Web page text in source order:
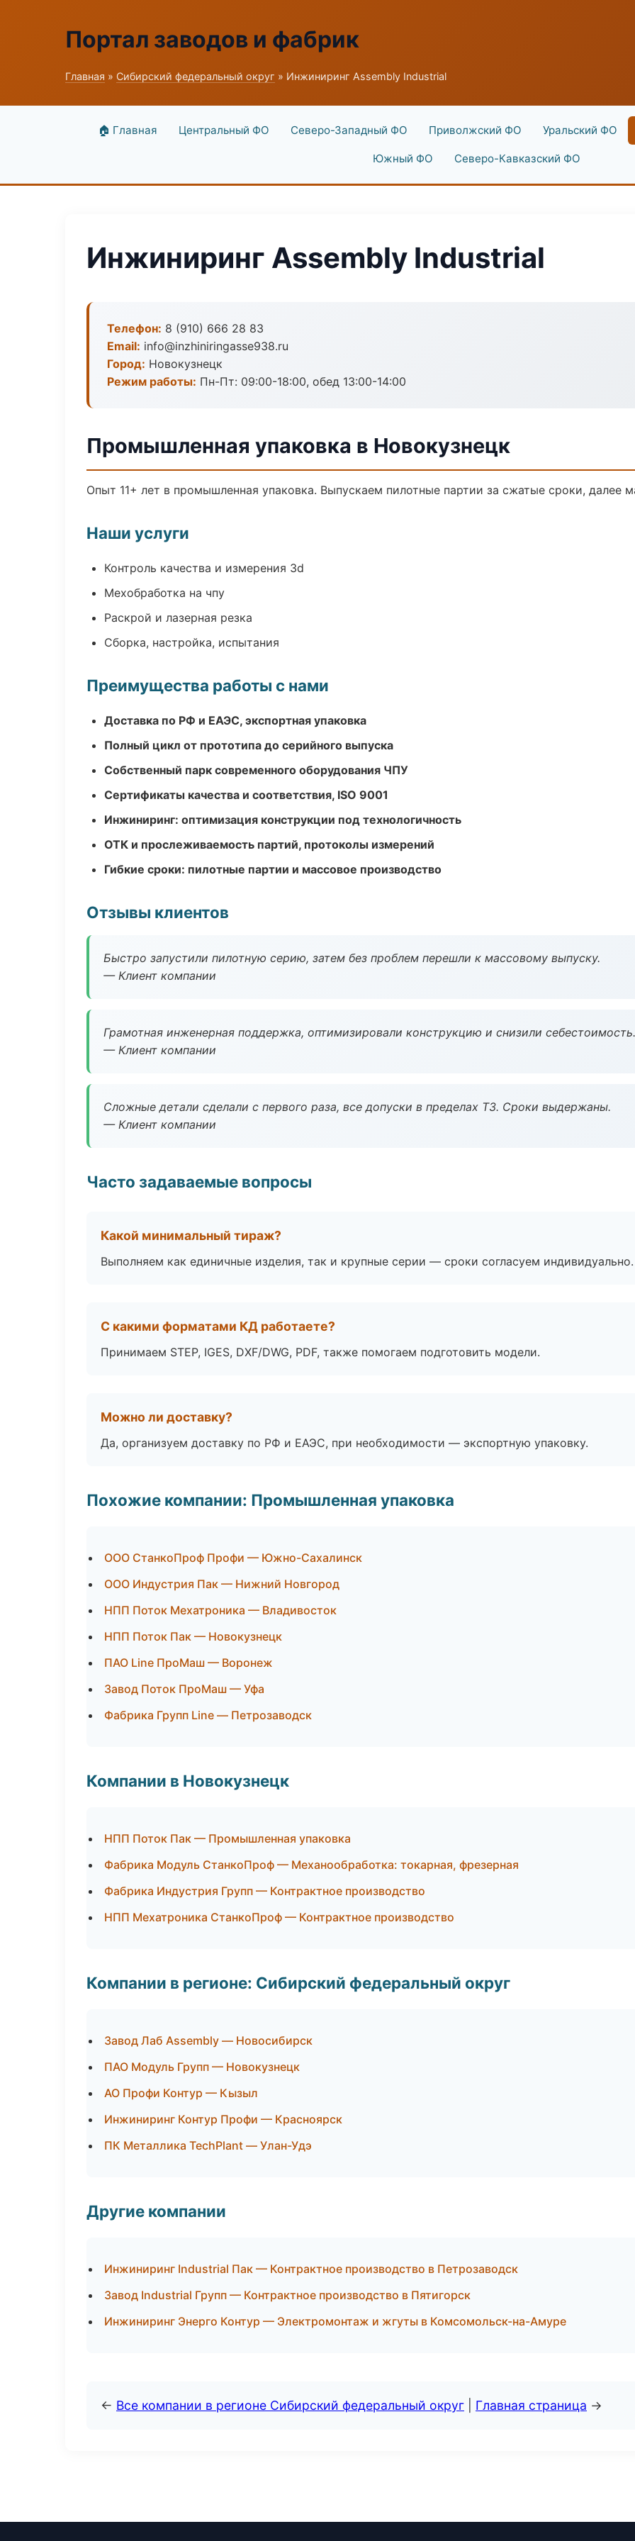
Портал заводов и фабрик
Главная » Сибирский федеральный округ » Инжиниринг Assembly Industrial
🏠 Главная Центральный ФО Северо-Западный ФО Приволжский ФО Уральский ФО
Южный ФО Северо-Кавказский ФО
Инжиниринг Assembly Industrial
Телефон: 8 (910) 666 28 83
Email: info@inzhiniringasse938.ru
Город: Новокузнецк
Режим работы: Пн-Пт: 09:00-18:00, обед 13:00-14:00
Промышленная упаковка в Новокузнецк
Опыт 11+ лет в промышленная упаковка. Выпускаем пилотные партии за сжатые сроки, далее
Наши услуги
Контроль качества и измерения 3d
Мехобработка на чпу
Раскрой и лазерная резка
Сборка, настройка, испытания
Преимущества работы с нами
Доставка по РФ и ЕАЭС, экспортная упаковка
Полный цикл от прототипа до серийного выпуска
Собственный парк современного оборудования ЧПУ
Сертификаты качества и соответствия, ISO 9001
Инжиниринг: оптимизация конструкции под технологичность
ОТК и прослеживаемость партий, протоколы измерений
Гибкие сроки: пилотные партии и массовое производство
Отзывы клиентов
Быстро запустили пилотную серию, затем без проблем перешли к массовому выпуску.
— Клиент компании
Грамотная инженерная поддержка, оптимизировали конструкцию и снизили себестоимость.
— Клиент компании
Сложные детали сделали с первого раза, все допуски в пределах ТЗ. Сроки выдержаны.
— Клиент компании
Часто задаваемые вопросы
Какой минимальный тираж?
Выполняем как единичные изделия, так и крупные серии — сроки согласуем индивидуально.
С какими форматами КД работаете?
Принимаем STEP, IGES, DXF/DWG, PDF, также помогаем подготовить модели.
Можно ли доставку?
Да, организуем доставку по РФ и ЕАЭС, при необходимости — экспортную упаковку.
Похожие компании: Промышленная упаковка
ООО СтанкоПроф Профи — Южно-Сахалинск
ООО Индустрия Пак — Нижний Новгород
НПП Поток Мехатроника — Владивосток
НПП Поток Пак — Новокузнецк
ПАО Line ПроМаш — Воронеж
Завод Поток ПроМаш — Уфа
Фабрика Групп Line — Петрозаводск
Компании в Новокузнецк
НПП Поток Пак — Промышленная упаковка
Фабрика Модуль СтанкоПроф — Механообработка: токарная, фрезерная
Фабрика Индустрия Групп — Контрактное производство
НПП Мехатроника СтанкоПроф — Контрактное производство
Компании в регионе: Сибирский федеральный округ
Завод Лаб Assembly — Новосибирск
ПАО Модуль Групп — Новокузнецк
АО Профи Контур — Кызыл
Инжиниринг Контур Профи — Красноярск
ПК Металлика TechPlant — Улан-Удэ
Другие компании
Инжиниринг Industrial Пак — Контрактное производство в Петрозаводск
Завод Industrial Групп — Контрактное производство в Пятигорск
Инжиниринг Энерго Контур — Электромонтаж и жгуты в Комсомольск-на-Амуре
← Все компании в регионе Сибирский федеральный округ Главная страница →